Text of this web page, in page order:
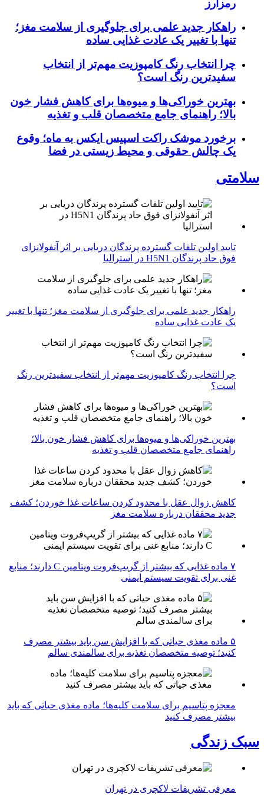
رمزارز
راهکار جدید علمی برای جلوگیری از سلامت مغز؛
تنها با تغییر یک عادت غذایی ساده
چرا انتخاب رنگ کامپوزیت مهم‌تر از انتخاب
سفیدترین رنگ است؟
بهترین خوراکی‌ها و میوه‌ها برای کاهش فشار خون
بالا؛ راهنمای جامع متخصصان قلب و تغذیه
برخورد موشک راکت اسپیس ایکس به ماه؛ وقوع
یک چالش حقوقی و محیط زیستی در فضا
سلامتی
تایید اولین تلفات گسترده پرندگان دریایی بر اثر آنفولانزای
فوق حاد پرندگان H5N1 در استرالیا
راهکار جدید علمی برای جلوگیری از سلامت مغز؛ تنها با تغییر
یک عادت غذایی ساده
چرا انتخاب رنگ کامپوزیت مهم‌تر از انتخاب سفیدترین رنگ
است؟
بهترین خوراکی‌ها و میوه‌ها برای کاهش فشار خون بالا؛
راهنمای جامع متخصصان قلب و تغذیه
کاهش زوال عقل با محدود کردن ساعات غذا خوردن؛ کشف
جدید محققان درباره سلامت مغز
۷ ماده غذایی که بیشتر از گریپ‌فروت ویتامین C دارند؛ منابع
غنی برای تقویت سیستم ایمنی
۵ ماده مغذی حیاتی که با افزایش سن باید بیشتر مصرف
کنید؛ توصیه متخصصان تغذیه برای سالمندی سالم
معجزه پتاسیم برای سلامت کلیه‌ها؛ ماده مغذی حیاتی که باید
بیشتر مصرف کنید
سبک زندگی
معرفی تشریفات لاکچری در تهران